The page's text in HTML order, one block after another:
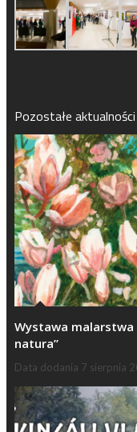
Pozostałe aktualności
Wystawa
natura”
Data dodania 7 sierpnia